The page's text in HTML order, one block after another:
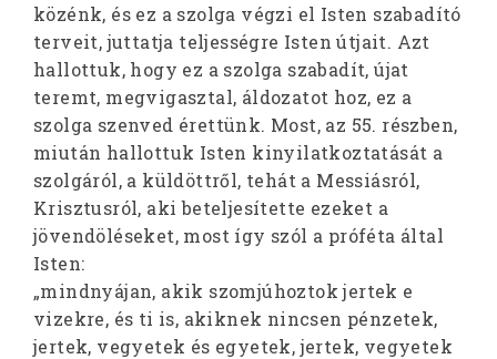
közénk, és ez a szolga végzi el Isten szabadító
terveit, juttatja teljességre Isten útjait. Azt
hallottuk, hogy ez a szolga szabadít, újat
teremt, megvigasztal, áldozatot hoz, ez a
szolga szenved érettünk. Most, az 55. részben,
miután hallottuk Isten kinyilatkoztatását a
szolgáról, a küldöttről, tehát a Messiásról,
Krisztusról, aki beteljesítette ezeket a
jövendöléseket, most így szól a próféta által
Isten:
„mindnyájan, akik szomjúhoztok jertek e
vizekre, és ti is, akiknek nincsen pénzetek,
jertek, vegyetek és egyetek, jertek, vegyetek